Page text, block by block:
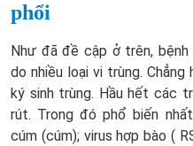
phổi
Như đã đề cập ở trên,
do nhiều loại vi trùng. Chẳng
ký sinh trùng. Hầu hết các
rút. Trong đó phổ biến nhất
cúm (cúm); virus hợp bào (